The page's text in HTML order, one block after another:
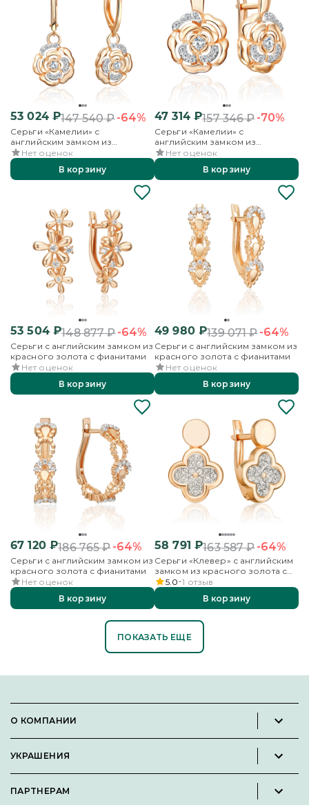
53 024₽147 540₽-64%
Серьги «Камелии» с
английским замком из
красного золота с фианитами
Нет оценок
В корзину
47 314₽157 346₽-70%
Серьги «Камелии» с
английским замком из
красного золота с фианитами
Нет оценок
В корзину
53 504₽148 877₽-64%
Серьги с английским замком из
красного золота с фианитами
Нет оценок
В корзину
49 980₽139 071₽-64%
Серьги с английским замком из
красного золота с фианитами
Нет оценок
В корзину
67 120₽186 765₽-64%
Серьги с английским замком из
красного золота с фианитами
Нет оценок
В корзину
58 791 ₽163 587₽-64%
Серьги «Клевер» с английским
замком из красного золота с
фианитами
5.0 1 отзыв
В корзину
ПОКАЗАТЬ ЕЩЕ
О КОМПАНИИ
Вакансии
УКРАШЕНИЯ
Кольца
ПАРТНЕРАМ